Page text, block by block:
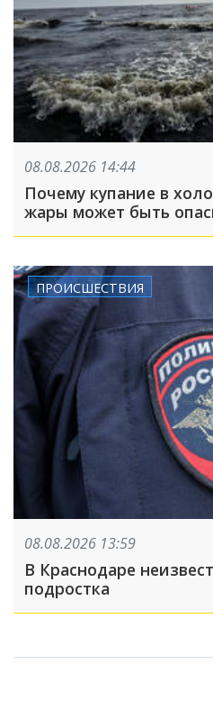
08.08.2026 14:44
Почему купание в
жары может быть
ПРОИСШЕСТВИЯ
08.08.2026 13:59
В Краснодаре
подростка